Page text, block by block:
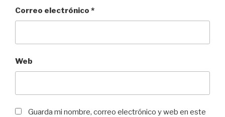
Correo electrónico *
Web
Guarda mi nombre, correo electrónico y web en este